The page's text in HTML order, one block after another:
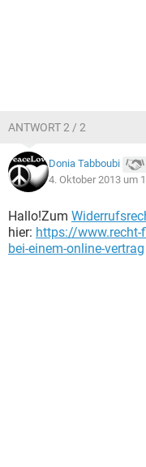
ANTWORT 2 / 2
Donia Tabboubi
4. Oktober 2013 um
Hallo!Zum
hier: https://
bei-einem-online-vertrag